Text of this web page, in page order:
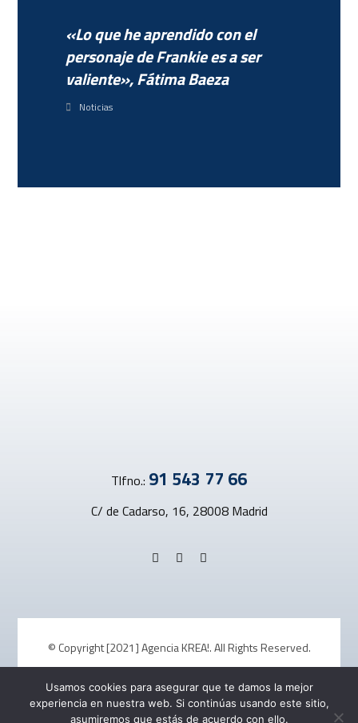
«Lo que he aprendido con el
personaje de Frankie es a ser
valiente», Fátima Baeza
Noticias
Tlfno.: 91 543 77 66
C/ de Cadarso, 16, 28008 Madrid
© Copyright [2021] Agencia KREA!. All Rights Reserved.
Política de Privacidad
Política de Cookies
Aviso Legal
Usamos cookies para asegurar que te damos la mejor
experiencia en nuestra web. Si continúas usando este sitio,
asumiremos que estás de acuerdo con ello.